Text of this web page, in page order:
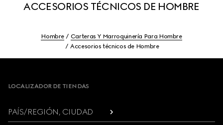
ACCESORIOS TÉCNICOS DE HOMBRE
Hombre
Carteras Y Marroquinería Para Hombre
Accesorios técnicos de Hombre
LOCALIZADOR DE TIENDAS
PAÍS/REGIÓN, CIUDAD